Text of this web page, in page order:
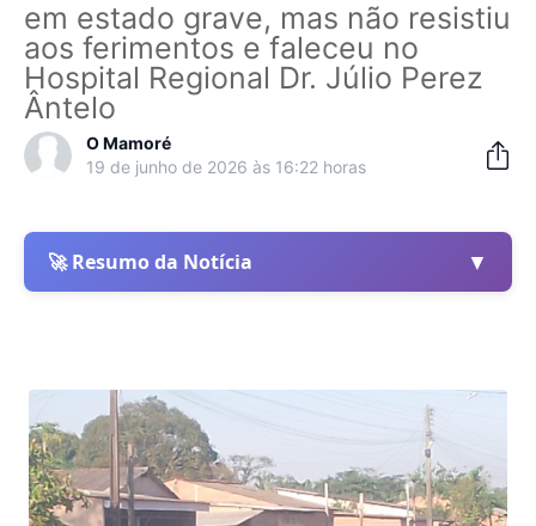
em estado grave, mas não resistiu
aos ferimentos e faleceu no
Hospital Regional Dr. Júlio Perez
Ântelo
O Mamoré
19 de junho de 2026 às 16:22 horas
🚀 Resumo da Notícia ▼